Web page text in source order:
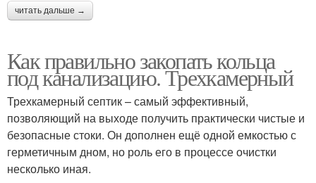
читать дальше →
Как правильно закопать кольца
под канализацию. Трехкамерный
Трехкамерный септик – самый эффективный,
позволяющий на выходе получить практически чистые и
безопасные стоки. Он дополнен ещё одной емкостью с
герметичным дном, но роль его в процессе очистки
несколько иная.